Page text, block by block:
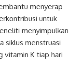
menyerap
untuk
menyimpulkan
siklus menstruasi
vitamin K tiap hari